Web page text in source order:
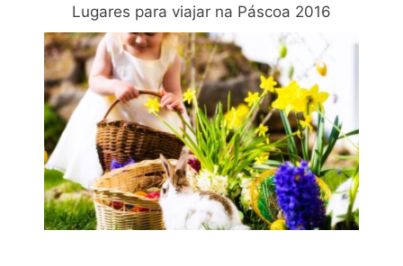
Lugares para viajar na Páscoa 2016